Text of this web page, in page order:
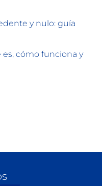
y nulo: guía
cómo funciona y